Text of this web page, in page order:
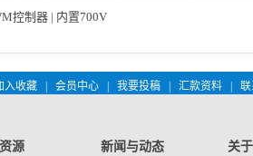
控制器 | 内置700V
入收藏 会员中心 我要投稿 汇款资料
源 新闻与动态 关